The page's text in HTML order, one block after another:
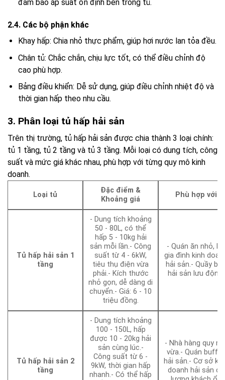
đảm bảo áp suất ổn định bên trong tủ.
2.4. Các bộ phận khác
Khay hấp: Chia nhỏ thực phẩm, giúp hơi nước lan tỏa đều.
Chân tủ: Chắc chắn, chịu lực tốt, có thể điều chỉnh độ
cao phù hợp.
Bảng điều khiển: Dễ sử dụng, giúp điều chỉnh nhiệt độ và
thời gian hấp theo nhu cầu.
3. Phân loại tủ hấp hải sản
Trên thị trường, tủ hấp hải sản được chia thành 3 loại chính:
tủ 1 tầng, tủ 2 tầng và tủ 3 tầng. Mỗi loại có dung tích, công
suất và mức giá khác nhau, phù hợp với từng quy mô kinh
doanh.
Loại tủ
Đặc điểm &
Khoảng giá
Phù hợp với
Tủ hấp hải sản 1
tầng
- Dung tích khoảng
50 - 80L, có thể
hấp 5 - 10kg hải
sản mỗi lần.- Công
suất từ 4 - 6kW,
tiêu thụ điện vừa
phải.- Kích thước
nhỏ gọn, dễ dàng di
chuyển.- Giá: 6 - 10
triệu đồng.
- Quán ăn nhỏ, hộ
gia đình kinh
hải sản.- Quầy
hải sản lưu động.
Tủ hấp hải sản 2
tầng
- Dung tích khoảng
100 - 150L, hấp
được 10 - 20kg hải
sản cùng lúc.-
Công suất từ 6 -
9kW, thời gian hấp
nhanh.- Có thể hấp
- Nhà hàng quy
vừa.- Quán buffet
hải sản.- Cơ sở
doanh hải sản có